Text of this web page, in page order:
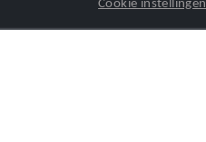
Cookie instellingen